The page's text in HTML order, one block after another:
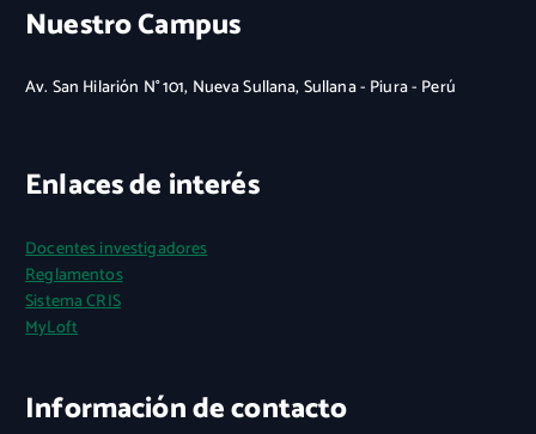
Nuestro Campus
Av. San Hilarión N° 101, Nueva Sullana, Sullana - Piura - Perú
Enlaces de interés
Docentes investigadores
Reglamentos
Sistema CRIS
MyLoft
Información de contacto